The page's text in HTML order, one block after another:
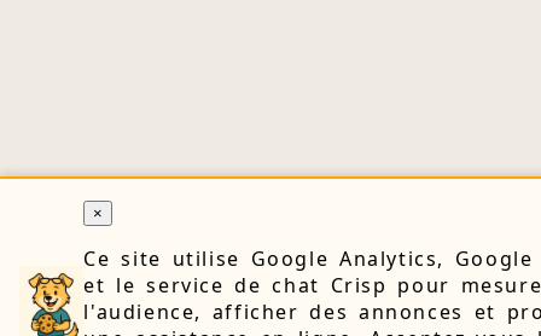
×
Ce site utilise Google Analytics, Google
et le service de chat Crisp pour
l'audience, afficher des annonces et